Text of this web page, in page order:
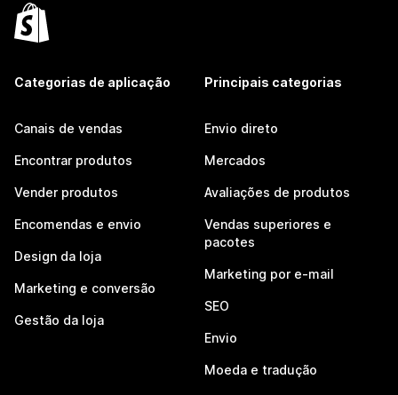
Categorias de aplicação
Canais de vendas
Encontrar produtos
Vender produtos
Encomendas e envio
Design da loja
Marketing e conversão
Gestão da loja
Principais categorias
Envio direto
Mercados
Avaliações de produtos
Vendas superiores e
pacotes
Marketing por e-mail
SEO
Envio
Moeda e tradução